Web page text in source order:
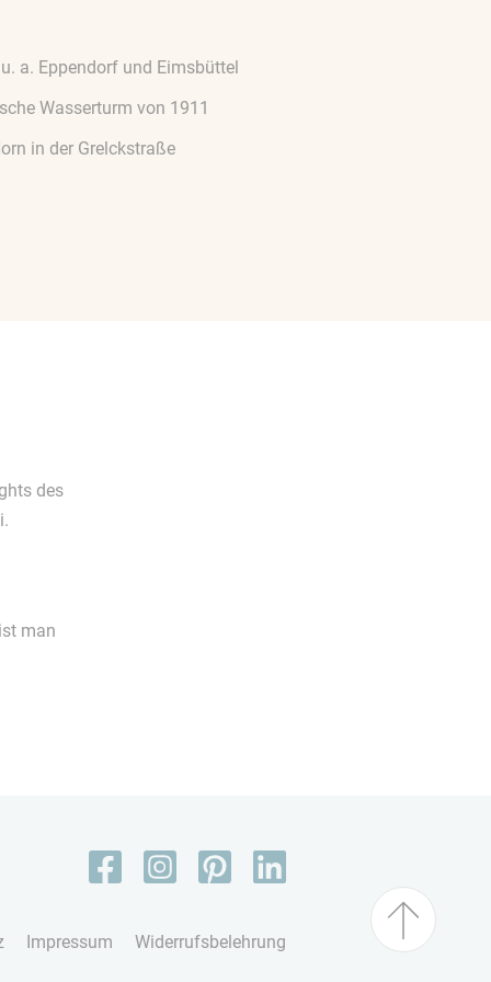
a. Eppendorf und Eimsbüttel
Wasserturm von 1911
in der Grelckstraße
des
man
Impressum Widerrufsbelehrung